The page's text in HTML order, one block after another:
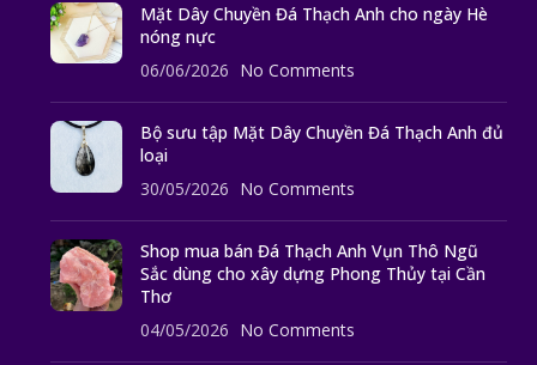
Mặt Dây Chuyền Đá Thạch Anh cho ngày Hè
nóng nực
06/06/2026 No Comments
Bộ sưu tập Mặt Dây Chuyền Đá Thạch Anh đủ
loại
30/05/2026 No Comments
Shop mua bán Đá Thạch Anh Vụn Thô Ngũ
Sắc dùng cho xây dựng Phong Thủy tại Cần
Thơ
04/05/2026 No Comments